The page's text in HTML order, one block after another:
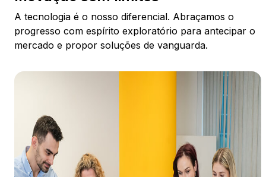
A tecnologia é o nosso diferencial. Abraçamos o
progresso com espírito exploratório para antecipar o
mercado e propor soluções de vanguarda.